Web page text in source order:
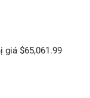
giá $65,061.99